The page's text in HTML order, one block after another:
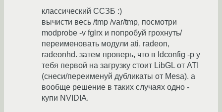
классический ССЗБ :)
вычисти весь /tmp /var/tmp, посмотри
modprobe -v fglrx и попробуй грохнуть/
переименовать модули ati, radeon,
radeonhd. затем проверь, что в ldconfig -p у
тебя первой на загрузку стоит LibGL от ATI
(снеси/переименуй дубликаты от Mesa). а
вообще решение в таких случаях одно -
купи NVIDIA.